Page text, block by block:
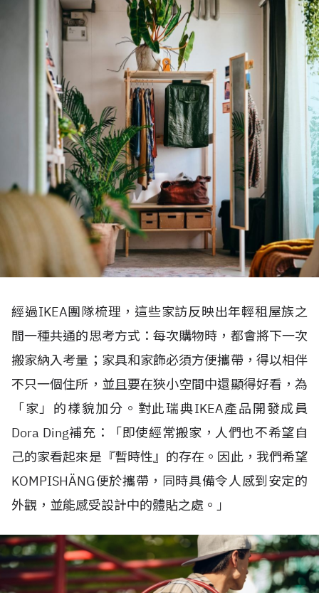
經過IKEA團隊梳理，這些家訪反映出年輕租屋族之
間一種共通的思考方式：每次購物時，都會將下一次
搬家納入考量；家具和家飾必須方便攜帶，得以相伴
不只一個住所，並且要在狹小空間中還顯得好看，為
「家」的樣貌加分。對此瑞典IKEA產品開發成員
Dora Ding補充：「即使經常搬家，人們也不希望自
己的家看起來是『暫時性』的存在。因此，我們希望
KOMPISHÄNG便於攜帶，同時具備令人感到安定的
外觀，並能感受設計中的體貼之處。」